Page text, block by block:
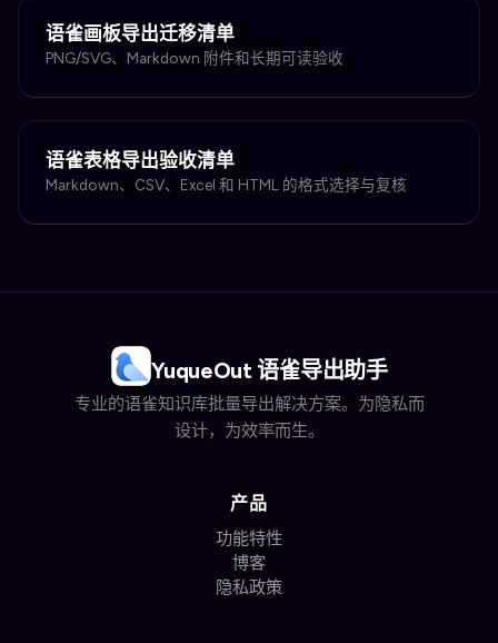
语雀画板导出迁移清单
PNG/SVG、Markdown 附件和长期可读验收
语雀表格导出验收清单
Markdown、CSV、Excel 和 HTML 的格式选择与复核
YuqueOut 语雀导出助手
专业的语雀知识库批量导出解决方案。为隐私而
设计，为效率而生。
产品
功能特性
博客
隐私政策